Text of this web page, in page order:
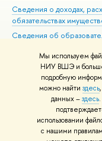
Мы используем
НИУ ВШЭ и
подробную
можно найти здесь
данных –здесь
использовании
с нашими
Сведения о доходах,
обязательствах
Сведения об
Людям с ограниченными
Единая платежная
Работа в Вышке
© НИУ ВШЭ 1993–2026
материалов Политика